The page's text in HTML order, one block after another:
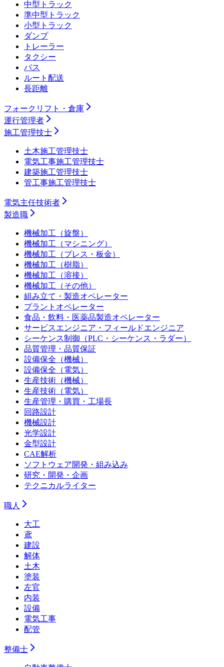
中型トラック
準中型トラック
小型トラック
ダンプ
トレーラー
タクシー
バス
ルート配送
長距離
フォークリフト・倉庫
運行管理者
施工管理技士
土木施工管理技士
電気工事施工管理技士
建築施工管理技士
管工事施工管理技士
電気主任技術者
製造職
機械加工（旋盤）
機械加工（マシニング）
機械加工（プレス・板金）
機械加工（樹脂）
機械加工（溶接）
機械加工（その他）
組み立て・製造オペレーター
プラントオペレーター
食品・飲料・医薬品製造オペレーター
サービスエンジニア・フィールドエンジニア
シーケンス制御（PLC・シーケンス・ラダー）
品質管理・品質保証
設備保全（機械）
設備保全（電気）
生産技術（機械）
生産技術（電気）
生産管理・購買・工場長
回路設計
機械設計
光学設計
金型設計
CAE解析
ソフトウェア開発・組み込み
研究・開発・企画
テクニカルライター
職人
大工
鳶
建設
解体
土木
塗装
左官
内装
設備
電気工事
配管
整備士